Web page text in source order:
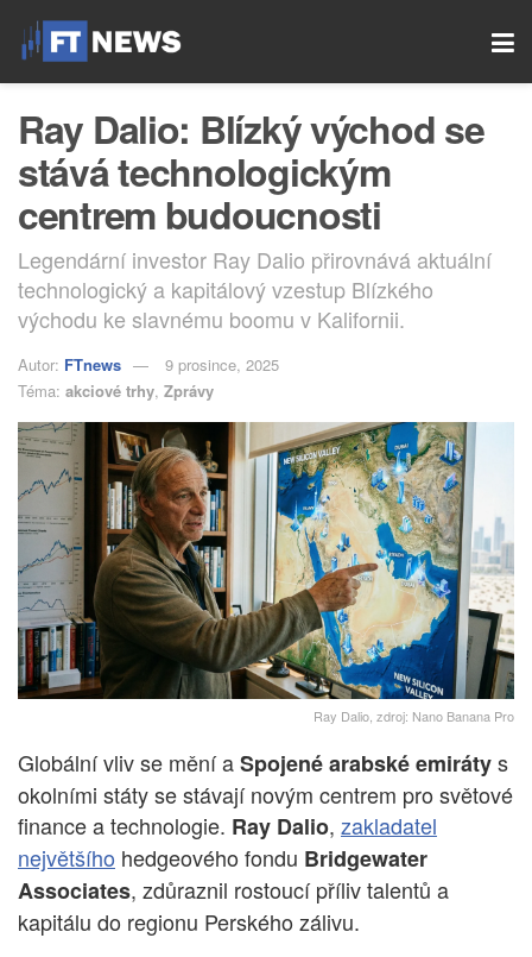
Ray Dalio: Blízký východ se
stává technologickým
centrem budoucnosti
Legendární investor Ray Dalio přirovnává aktuální
technologický a kapitálový vzestup Blízkého
východu ke slavnému boomu v Kalifornii.
Autor: FTnews
9 prosince, 2025
Téma: akciové trhy, Zprávy
Ray Dalio, zdroj: Nano Banana Pro
Globální vliv se mění aSpojené arabské emirátys
okolními státy se stávají novým centrem pro světové
finance a technologie. Ray Dalio, zakladatel
největšího hedgeového fondu Bridgewater
Associates, zdůraznil rostoucí příliv talentů a
kapitálu do regionu Perského zálivu.